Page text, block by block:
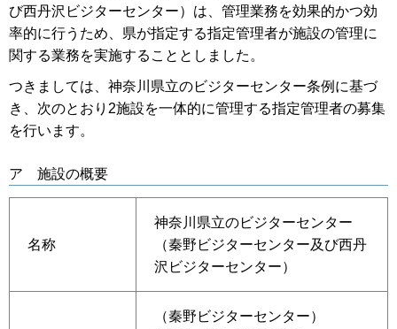
び西丹沢ビジターセンター）は、管理業務を効果的かつ効
率的に行うため、県が指定する指定管理者が施設の管理に
関する業務を実施することとしました。
つきましては、神奈川県立のビジターセンター条例に基づ
き、次のとおり2施設を一体的に管理する指定管理者の募集
を行います。
ア 施設の概要
名称
神奈川県立のビジターセンター
（秦野ビジターセンター及び西丹
沢ビジターセンター）
（秦野ビジターセンター）